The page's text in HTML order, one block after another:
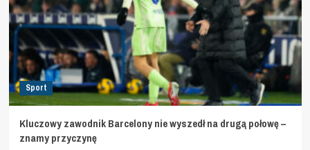
Sport
Kluczowy zawodnik Barcelony nie wyszedł na drugą połowę –
znamy przyczynę